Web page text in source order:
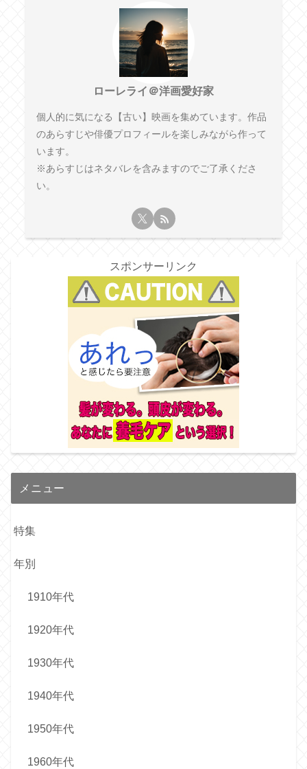
ローレライ＠洋画愛好家
個人的に気になる【古い】映画を集めています。作品
のあらすじや俳優プロフィールを楽しみながら作って
います。
※あらすじはネタバレを含みますのでご了承くださ
い。
スポンサーリンク
メニュー
特集
年別
1910年代
1920年代
1930年代
1940年代
1950年代
1960年代